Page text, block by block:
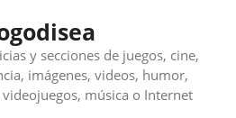
y secciones de juegos, cine,
imágenes, videos, humor,
música o Internet